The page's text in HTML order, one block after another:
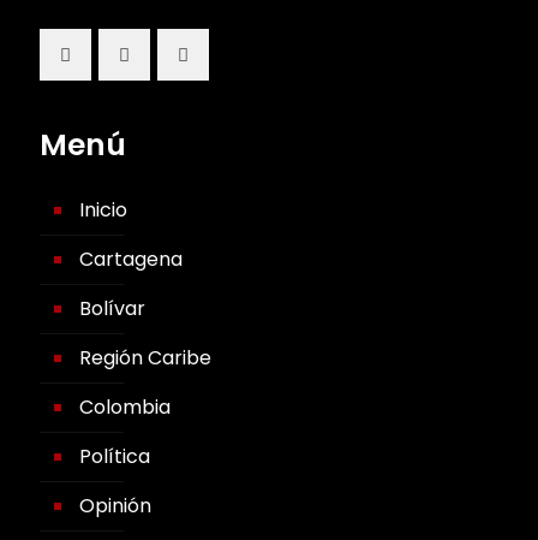
Menú
Inicio
Cartagena
Bolívar
Región Caribe
Colombia
Política
Opinión